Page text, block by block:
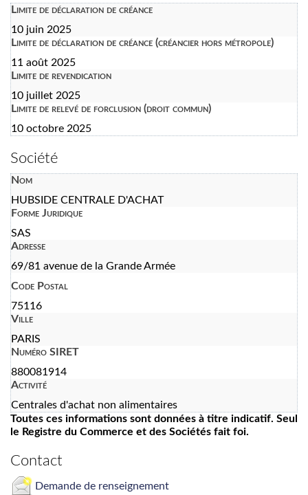
Limite de déclaration de créance
10 juin 2025
Limite de déclaration de créance (créancier hors métropole)
11 août 2025
Limite de revendication
10 juillet 2025
Limite de relevé de forclusion (droit commun)
10 octobre 2025
Société
Nom
HUBSIDE CENTRALE D'ACHAT
Forme Juridique
SAS
Adresse
69/81 avenue de la Grande Armée
Code Postal
75116
Ville
PARIS
Numéro SIRET
880081914
Activité
Centrales d'achat non alimentaires
Toutes ces informations sont données à titre indicatif. Seul
le Registre du Commerce et des Sociétés fait foi.
Contact
Demande de renseignement